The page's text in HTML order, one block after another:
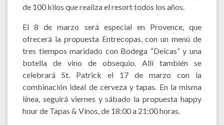
de 100 kilos que realiza el resort todos los años.
El 8 de marzo será especial en Provence, que
ofrecerá la propuesta Entrecopas, con un menú de
tres tiempos maridado con Bodega “Deicas” y una
botella de vino de obsequio. Allí también se
celebrará St. Patrick el 17 de marzo con la
combinación ideal de cerveza y tapas. En la misma
línea, seguirá viernes y sábado la propuesta happy
hour de Tapas & Vinos, de 18:00 a 21:00 horas.